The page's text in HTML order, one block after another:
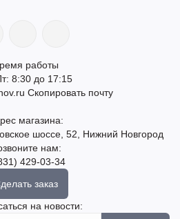
работы
8:30 до 17:15
Скопировать почту
магазина:
шоссе, 52, Нижний Новгород
нам:
429-03-34
заказ
на новости: